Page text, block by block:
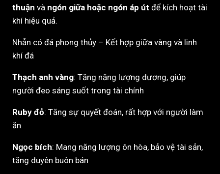
thuận và ngón giữa hoặc ngón áp út để kích hoạt tài
khí hiệu quả.
Nhẫn có đá phong thủy – Kết hợp giữa vàng và linh
khí đá
Thạch anh vàng: Tăng năng lượng dương, giúp
người đeo sáng suốt trong tài chính
Ruby đỏ: Tăng sự quyết đoán, rất hợp với người làm
ăn
Ngọc bích: Mang năng lượng ôn hòa, bảo vệ tài sản,
tăng duyên buôn bán